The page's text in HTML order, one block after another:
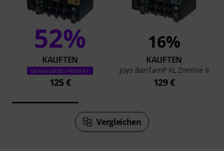
52%
KAUFTEN
GENAU DIESES PRODUKT
125 €
16%
KAUFTEN
Joyo BanTamP XL Zombie II
129 €
Vergleichen